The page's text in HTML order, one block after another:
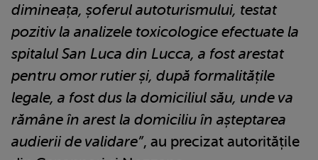
dimineața, șoferul autoturismului, testat
pozitiv la analizele toxicologice efectuate la
spitalul San Luca din Lucca, a fost arestat
pentru omor rutier și, după formalitățile
legale, a fost dus la domiciliul său, unde va
rămâne în arest la domiciliu în așteptarea
audierii de validare”, au precizat autoritățile